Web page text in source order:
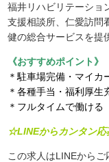
福井リハビリテーショ
支援相談所、仁愛訪問
健の総合サービスを提
《おすすめポイント》
＊駐車場完備・マイカ
＊各種手当・福利厚生
＊フルタイムで働ける
☆LINEからカンタン
この求人はLINEからご